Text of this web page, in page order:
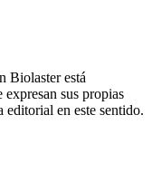
Biolaster está
sus propias
en este sentido.